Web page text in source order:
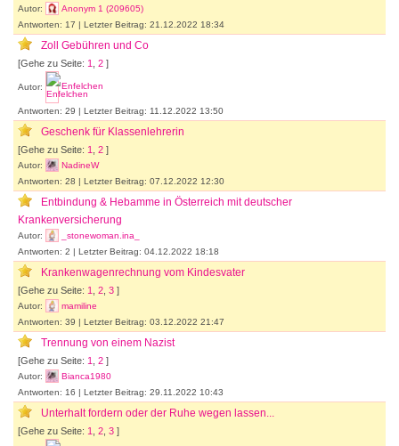
Autor:
Anonym 1 (209605)
Antworten: 17 | Letzter Beitrag: 21.12.2022 18:34
Zoll Gebühren und Co
[Gehe zu Seite: 1 2 ]
Autor: Enfelchen
Antworten: 29 | Letzter Beitrag: 11.12.2022 13:50
Geschenk für Klassenlehrerin
[Gehe zu Seite: 1 2 ]
Autor:
NadineW
Antworten: 28 | Letzter Beitrag: 07.12.2022 12:30
Entbindung & Hebamme in Österreich mit deutscher
Krankenversicherung
Autor:
_stonewoman.ina_
Antworten: 2 | Letzter Beitrag: 04.12.2022 18:18
Krankenwagenrechnung vom Kindesvater
[Gehe zu Seite: 1 2 3 ]
Autor:
mamiline
Antworten: 39 | Letzter Beitrag: 03.12.2022 21:47
Trennung von einem Nazist
[Gehe zu Seite: 1 2 ]
Autor:
Bianca1980
Antworten: 16 | Letzter Beitrag: 29.11.2022 10:43
Unterhalt fordern oder der Ruhe wegen lassen...
[Gehe zu Seite: 1 2 3 ]